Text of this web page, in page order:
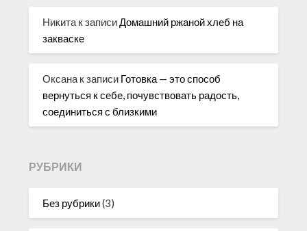
Никита к записиДомашний ржаной хлеб на
закваске
Оксана к записи Готовка — это способ
вернуться к себе, почувствовать радость,
соединиться с близкими
РУБРИКИ
Без рубрики(3)